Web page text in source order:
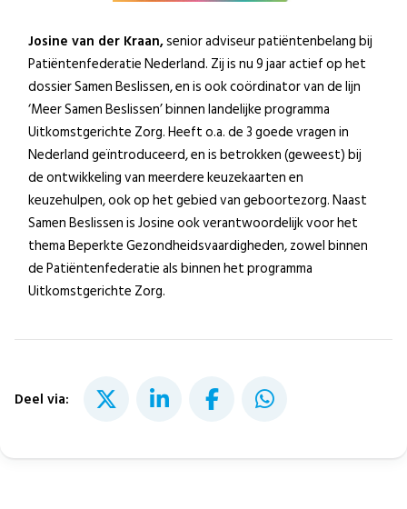
Josine van der Kraan,senior adviseur patiëntenbelang bij
Patiëntenfederatie Nederland. Zij is nu 9 jaar actief op het
dossier Samen Beslissen, en is ook coördinator van de lijn
‘Meer Samen Beslissen’ binnen landelijke programma
Uitkomstgerichte Zorg. Heeft o.a. de 3 goede vragen in
Nederland geïntroduceerd, en is betrokken (geweest) bij
de ontwikkeling van meerdere keuzekaarten en
keuzehulpen, ook op het gebied van geboortezorg. Naast
Samen Beslissen is Josine ook verantwoordelijk voor het
thema Beperkte Gezondheidsvaardigheden, zowel binnen
de Patiëntenfederatie als binnen het programma
Uitkomstgerichte Zorg.
Deel via: